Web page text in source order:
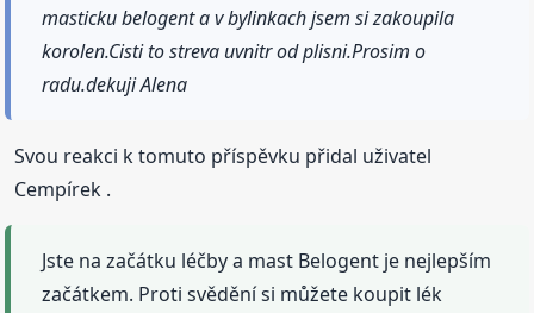
masticku belogent a v bylinkach jsem si zakoupila
korolen.Cisti to streva uvnitr od plisni.Prosim o
radu.dekuji Alena
Svou reakci k tomuto příspěvku přidal uživatel
Cempírek .
Jste na začátku léčby a mast Belogent je nejlepším
začátkem. Proti svědění si můžete koupit lék